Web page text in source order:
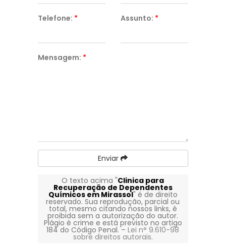
Telefone: * Assunto: *
Mensagem: *
Enviar
O texto acima "Clinica para
Recuperação de Dependentes
Químicos em Mirassol" é de direito
reservado. Sua reprodução, parcial ou
total, mesmo citando nossos links, é
proibida sem a autorização do autor.
Plágio é crime e está previsto no artigo
184 do Código Penal. –Lei n° 9.610-98
sobre direitos autorais.